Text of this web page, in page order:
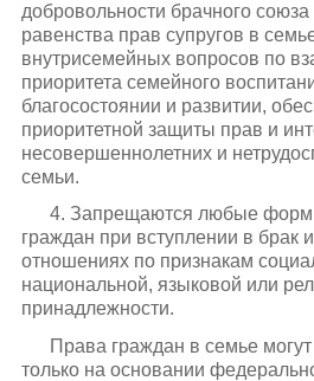
добровольности брачного
равенства прав супругов в
внутрисемейных вопросов по
приоритета семейного
благосостоянии и развитии,
приоритетной защиты прав и
несовершеннолетних и
семьи.
4. Запрещаются любые
граждан при вступлении в брак
отношениях по признакам
национальной, языковой или
принадлежности.
Права граждан в семье
только на основании